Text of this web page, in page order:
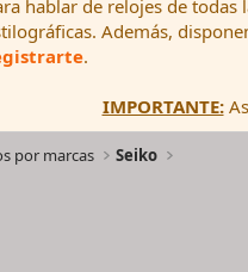
hablar de relojes de todas
Además,
.
IMPORTANTE:
por marcas Seiko